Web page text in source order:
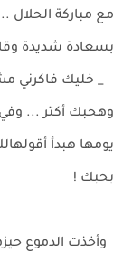
مع مباركة
بسعادة شديدة
_ خليك فاكرني
وهحبك أكتر ...
يومها هبدأ
بحبك !
وأخذت الدموع